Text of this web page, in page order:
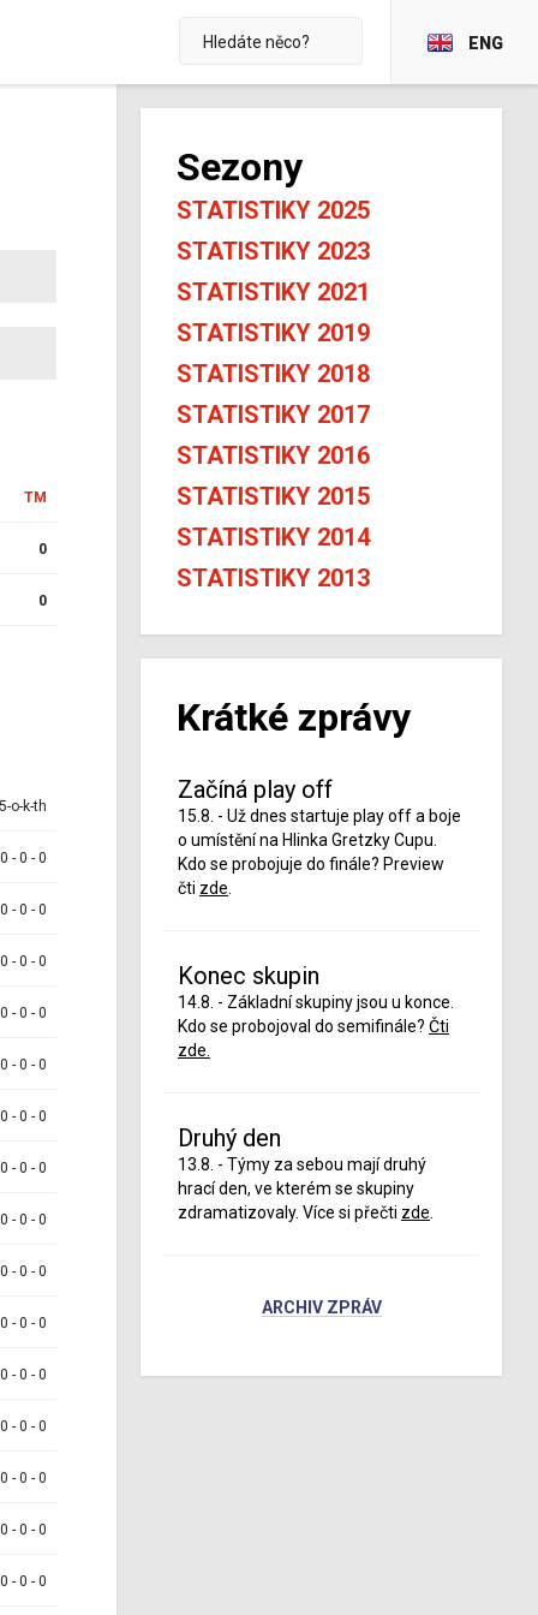
ENG
TM
0
0
o-k-th
- 0 - 0
- 0 - 0
- 0 - 0
- 0 - 0
- 0 - 0
- 0 - 0
- 0 - 0
- 0 - 0
- 0 - 0
- 0 - 0
- 0 - 0
- 0 - 0
- 0 - 0
- 0 - 0
- 0 - 0
Sezony
STATISTIKY 2025
STATISTIKY 2023
STATISTIKY 2021
STATISTIKY 2019
STATISTIKY 2018
STATISTIKY 2017
STATISTIKY 2016
STATISTIKY 2015
STATISTIKY 2014
STATISTIKY 2013
Krátké zprávy
Začíná play off
15.8. - Už dnes startuje play off a boje
o umístění na Hlinka Gretzky Cupu.
Kdo se probojuje do finále? Preview
čti zde
Konec skupin
14.8. - Základní skupiny jsou u konce.
Kdo se probojoval do semifinále? Čti
zde.
Druhý den
13.8. - Týmy za sebou mají druhý
hrací den, ve kterém se skupiny
zdramatizovaly. Více si přečti zde
ARCHIV ZPRÁV